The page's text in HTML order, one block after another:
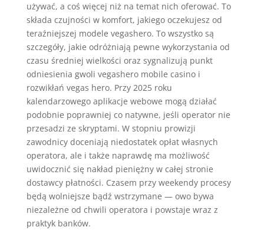
używać, a coś więcej niż na temat nich oferować. To
składa czujności w komfort, jakiego oczekujesz od
teraźniejszej modele vegashero. To wszystko są
szczegóły, jakie odróżniają pewne wykorzystania od
czasu średniej wielkości oraz sygnalizują punkt
odniesienia gwoli vegashero mobile casino i
rozwikłań vegas hero. Przy 2025 roku
kalendarzowego aplikacje webowe mogą działać
podobnie poprawniej co natywne, jeśli operator nie
przesadzi ze skryptami. W stopniu prowizji
zawodnicy doceniają niedostatek opłat własnych
operatora, ale i także naprawdę ma możliwość
uwidocznić się nakład pieniężny w całej stronie
dostawcy płatności. Czasem przy weekendy procesy
będą wolniejsze bądź wstrzymane — owo bywa
niezależne od chwili operatora i powstaje wraz z
praktyk banków.